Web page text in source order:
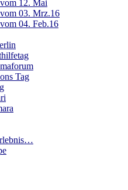
12. Mai
03. Mrz.16
04. Feb.16
Tag